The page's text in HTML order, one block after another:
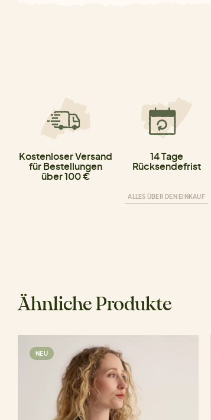
Kostenloser Versand
für Bestellungen
über 100 €
14 Tage
Rücksendefrist
ALLES ÜBER DEN EINKAUF
Ähnliche Produkte
NEU